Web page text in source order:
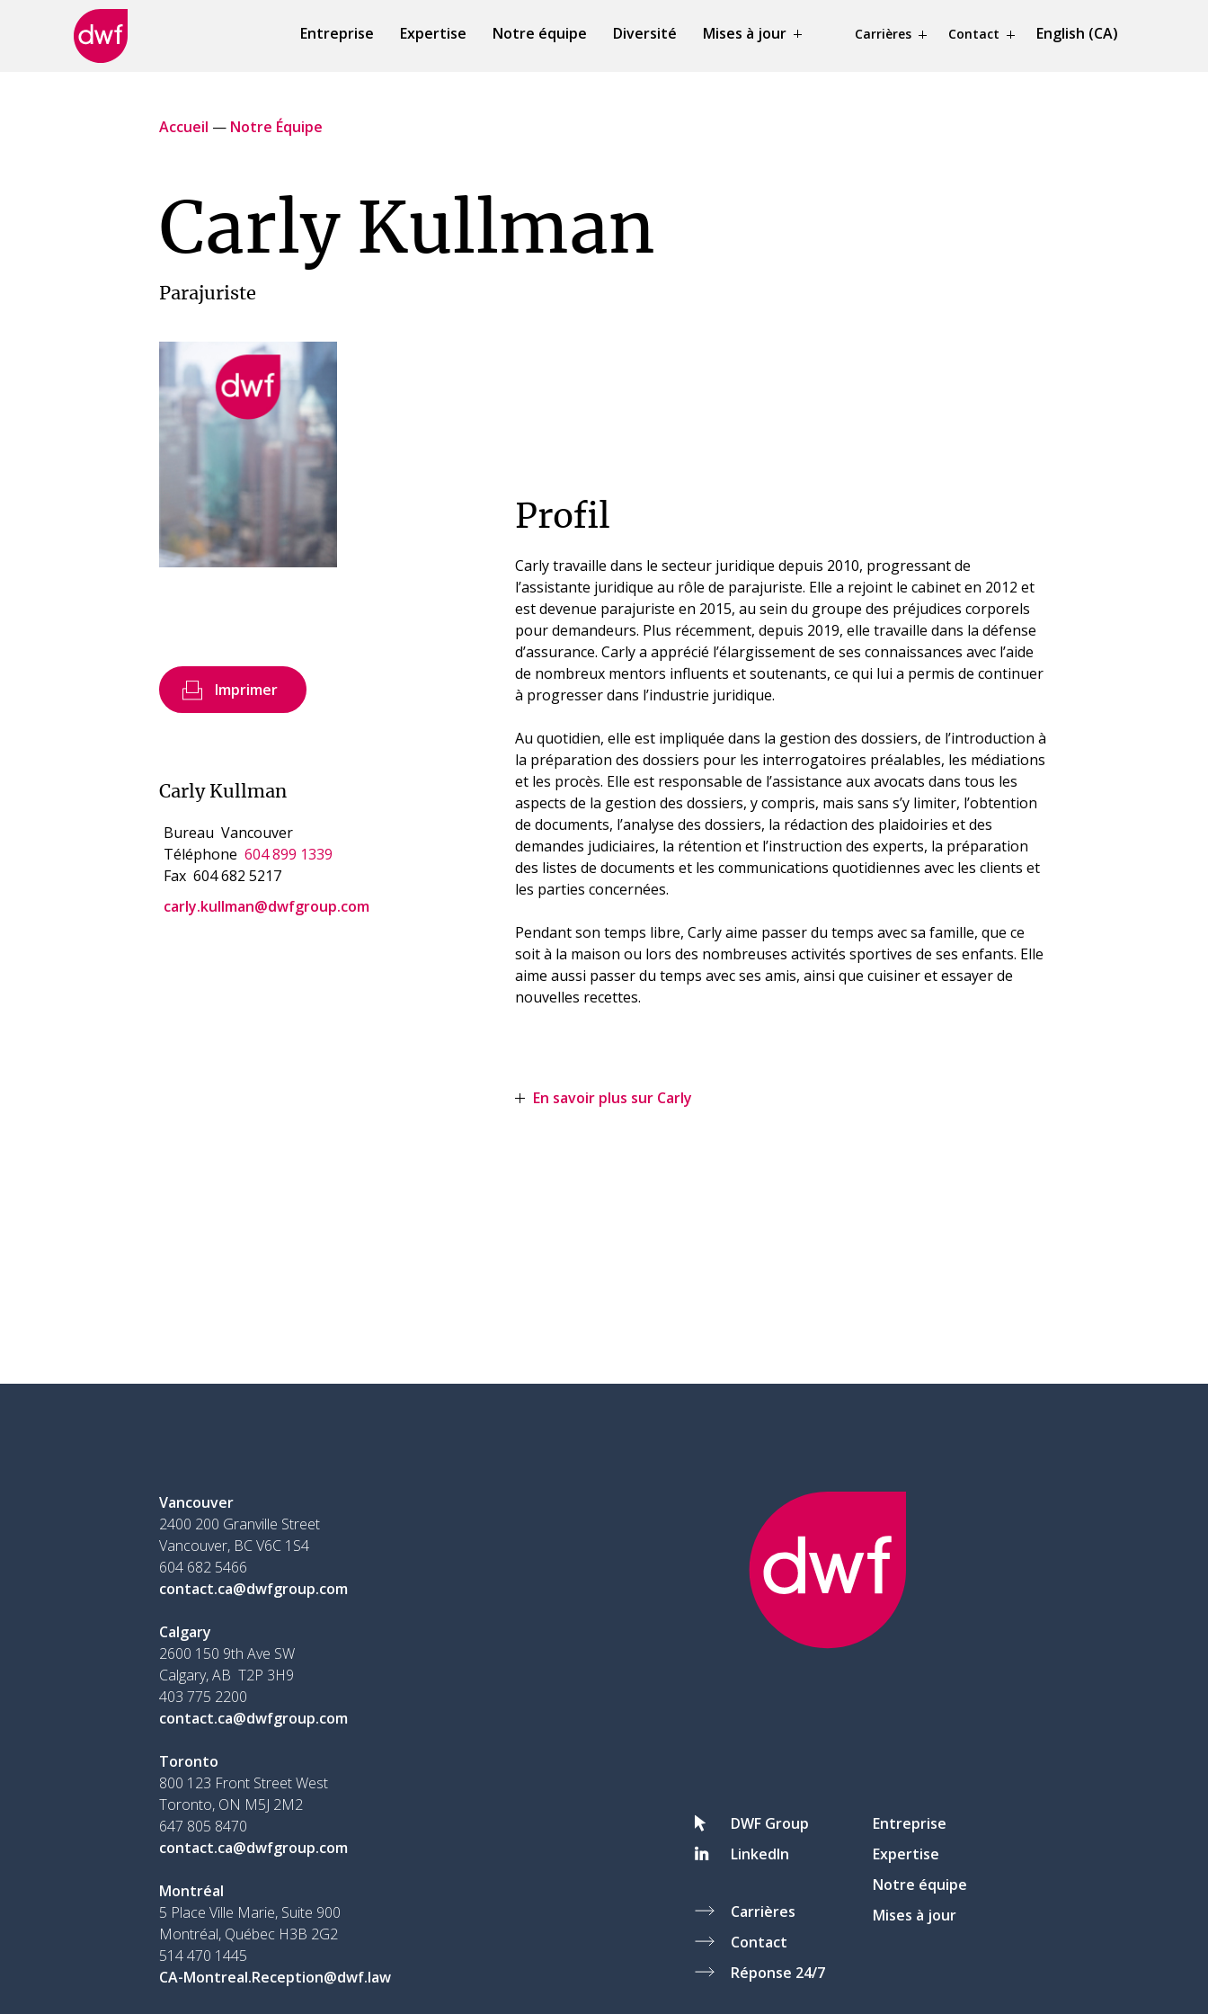
Entreprise Expertise Notre équipe Diversité Mises à jour Carrières Contact English (CA)
Accueil — Notre Équipe
Carly Kullman
Parajuriste
Imprimer
Carly Kullman
Bureau Vancouver
Téléphone 604 899 1339
Fax 604 682 5217
carly.kullman@dwfgroup.com
Profil
Carly travaille dans le secteur juridique depuis 2010, progressant de
l’assistante juridique au rôle de parajuriste. Elle a rejoint le cabinet en 2012 et
est devenue parajuriste en 2015, au sein du groupe des préjudices corporels
pour demandeurs. Plus récemment, depuis 2019, elle travaille dans la défense
d’assurance. Carly a apprécié l’élargissement de ses connaissances avec l’aide
de nombreux mentors influents et soutenants, ce qui lui a permis de continuer
à progresser dans l’industrie juridique.
Au quotidien, elle est impliquée dans la gestion des dossiers, de l’introduction à
la préparation des dossiers pour les interrogatoires préalables, les médiations
et les procès. Elle est responsable de l’assistance aux avocats dans tous les
aspects de la gestion des dossiers, y compris, mais sans s’y limiter, l’obtention
de documents, l’analyse des dossiers, la rédaction des plaidoiries et des
demandes judiciaires, la rétention et l’instruction des experts, la préparation
des listes de documents et les communications quotidiennes avec les clients et
les parties concernées.
Pendant son temps libre, Carly aime passer du temps avec sa famille, que ce
soit à la maison ou lors des nombreuses activités sportives de ses enfants. Elle
aime aussi passer du temps avec ses amis, ainsi que cuisiner et essayer de
nouvelles recettes.
En savoir plus sur Carly
Vancouver
2400 200 Granville Street
Vancouver, BC V6C 1S4
604 682 5466
contact.ca@dwfgroup.com
Calgary
2600 150 9th Ave SW
Calgary, AB T2P 3H9
403 775 2200
contact.ca@dwfgroup.com
Toronto
800 123 Front Street West
Toronto, ON M5J 2M2
647 805 8470
contact.ca@dwfgroup.com
Montréal
5 Place Ville Marie, Suite 900
Montréal, Québec H3B 2G2
514 470 1445
CA-Montreal.Reception@dwf.law
DWF Group
LinkedIn
Carrières
Contact
Réponse 24/7
Entreprise
Expertise
Notre équipe
Mises à jour